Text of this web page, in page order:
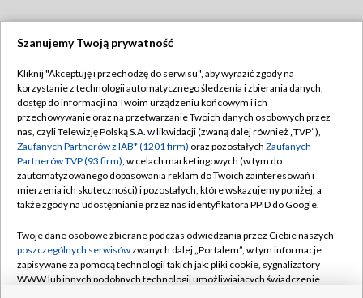
TVP
Abonament TVP
Emisja w TVP
Centrum informacji TVP
Naziemna Telewizja Cyfrowa
Rada Programowa
System NOS
Regulamin TVP
Polityka prywatności
Moje zgody
Pomoc
Kontakt
Szanujemy Twoją prywatność
Kliknij "Akceptuję i przechodzę do serwisu", aby wyrazić zgody na
korzystanie z technologii automatycznego śledzenia i zbierania danych,
dostęp do informacji na Twoim urządzeniu końcowym i ich
przechowywanie oraz na przetwarzanie Twoich danych osobowych przez
nas, czyli Telewizję Polską S.A. w likwidacji (zwaną dalej również „TVP”),
Zaufanych Partnerów z IAB* (1201 firm) oraz pozostałych Zaufanych
Partnerów TVP (93 firm), w celach marketingowych (w tym do
zautomatyzowanego dopasowania reklam do Twoich zainteresowań i
mierzenia ich skuteczności) i pozostałych, które wskazujemy poniżej, a
także zgody na udostępnianie przez nas identyfikatora PPID do Google.
Twoje dane osobowe zbierane podczas odwiedzania przez Ciebie naszych
poszczególnych serwisówzwanych dalej „Portalem”, w tym informacje
zapisywane za pomocą technologii takich jak: pliki cookie, sygnalizatory
WWW lub innych podobnych technologii umożliwiających świadczenie